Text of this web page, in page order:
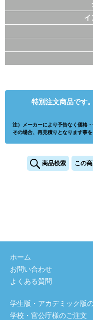
イ
特別注文商品です
注）メーカーにより予告なく価格
その場合、再見積りとなります事を
商品検索 この
ホーム
お問い合わせ
よくある質問
学生版・アカデミック版
学校・官公庁様のご注文